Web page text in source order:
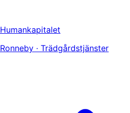
Humankapitalet
Ronneby · Trädgårdstjänster